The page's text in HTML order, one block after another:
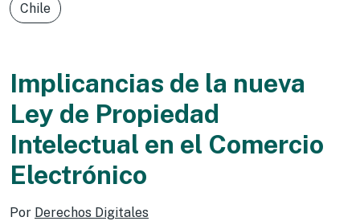
Chile
Implicancias de la nueva
Ley de Propiedad
Intelectual en el Comercio
Electrónico
Por Derechos Digitales